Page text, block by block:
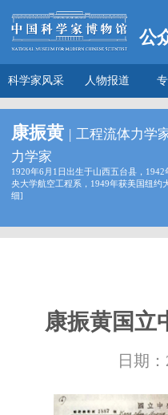
公
科学家风采 人物报道
康振黄 | 工程流体力学
力学家
1920年6月1日出生于山西五台县，1942
央大学航空工程系，1949年获美国纽约
细]
康振黄国立
日期